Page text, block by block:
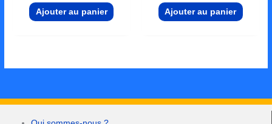
Ajouter au panier Ajouter au panier